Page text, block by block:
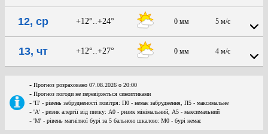
12, ср +12°..+24° 0 мм 5 м/с
13, чт +12°..+27° 0 мм 4 м/с
- Прогноз розраховано 07.08.2026 о 20:00
- Прогноз погоди не перевіряється синоптиками
- 'П' - рівень забрудненості повітря: П0 - немає забруднення, П5 - максимальне
- 'А' - ризик алергії від пилку: А0 - ризик мінімальний, А5 - максимальний
- 'М' - рівень магнітної бурі за 5 бальною шкалою: M0 - бурі немає